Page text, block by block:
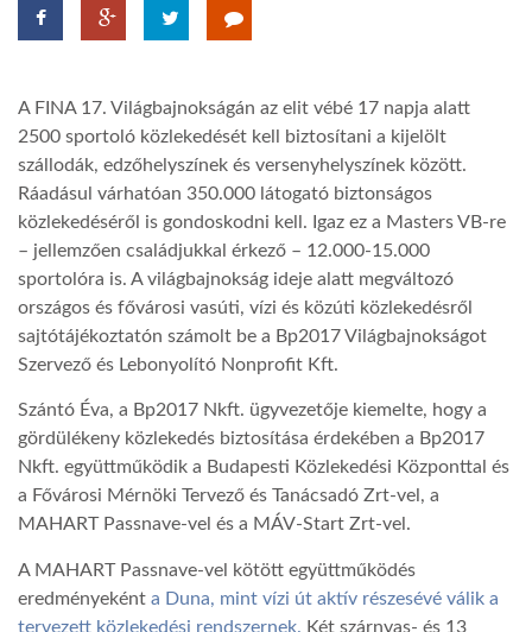
A NAP SZÉPE
LINKTR.EE
GLOBOZSARU
LATIMO.HU
GLOBOBOOK
A FINA 17. Világbajnokságán az elit vébé 17 napja alatt
2500 sportoló közlekedését kell biztosítani a kijelölt
szállodák, edzőhelyszínek és versenyhelyszínek között.
Ráadásul várhatóan 350.000 látogató biztonságos
közlekedéséről is gondoskodni kell. Igaz ez a Masters VB-re
– jellemzően családjukkal érkező – 12.000-15.000
sportolóra is. A világbajnokság ideje alatt megváltozó
országos és fővárosi vasúti, vízi és közúti közlekedésről
sajtótájékoztatón számolt be a Bp2017 Világbajnokságot
Szervező és Lebonyolító Nonprofit Kft.
Szántó Éva, a Bp2017 Nkft. ügyvezetője kiemelte, hogy a
gördülékeny közlekedés biztosítása érdekében a Bp2017
Nkft. együttműködik a Budapesti Közlekedési Központtal és
a Fővárosi Mérnöki Tervező és Tanácsadó Zrt-vel, a
MAHART Passnave-vel és a MÁV-Start Zrt-vel.
A MAHART Passnave-vel kötött együttműködés
eredményeként a Duna, mint vízi út aktív részesévé válik a
tervezett közlekedési rendszernek. Két szárnyas- és 13